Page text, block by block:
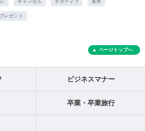
レゼント
ページトップへ
ビジネスマナー
卒業・卒業旅行